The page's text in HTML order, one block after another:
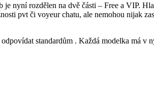
nyní rozdělen na dvě části – Free a VIP.
pvt či voyeur chatu, ale nemohou nijak
standardům . Každá modelka má v